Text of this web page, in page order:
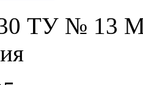
ТУ № 13